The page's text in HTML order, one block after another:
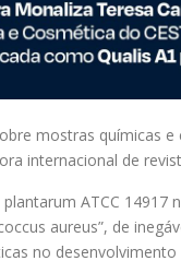
mostras químicas
internacional de
ATCC
aureus”, de
no